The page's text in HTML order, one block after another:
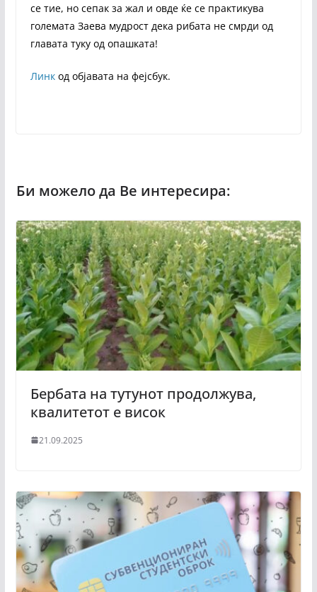
се тие, но сепак за жал и овде ќе се практикува
големата Заева мудрост дека рибата не смрди од
главата туку од опашката!
Линкод објавата на фејсбук.
Бербата на тутунот продолжува,
квалитетот е висок
21.09.2025